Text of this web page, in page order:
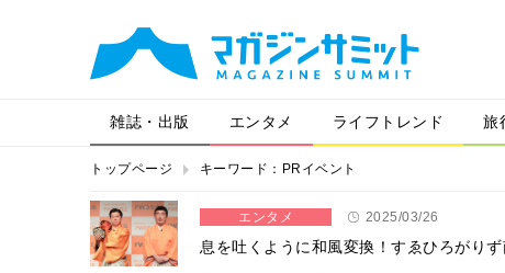
雑誌・出版 エンタメ ライフトレンド 旅
トップページ キーワード：PRイベント
エンタメ 2025/03/26
息を吐くように和風変換！すゑひろがり